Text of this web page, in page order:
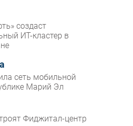
создаст
ИТ-кластер в
сеть мобильной
Марий Эл
Фиджитал-центр